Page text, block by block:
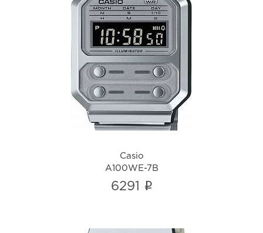
Casio
A100WE-7B
i
Casio
A100WE-7B
6291 i